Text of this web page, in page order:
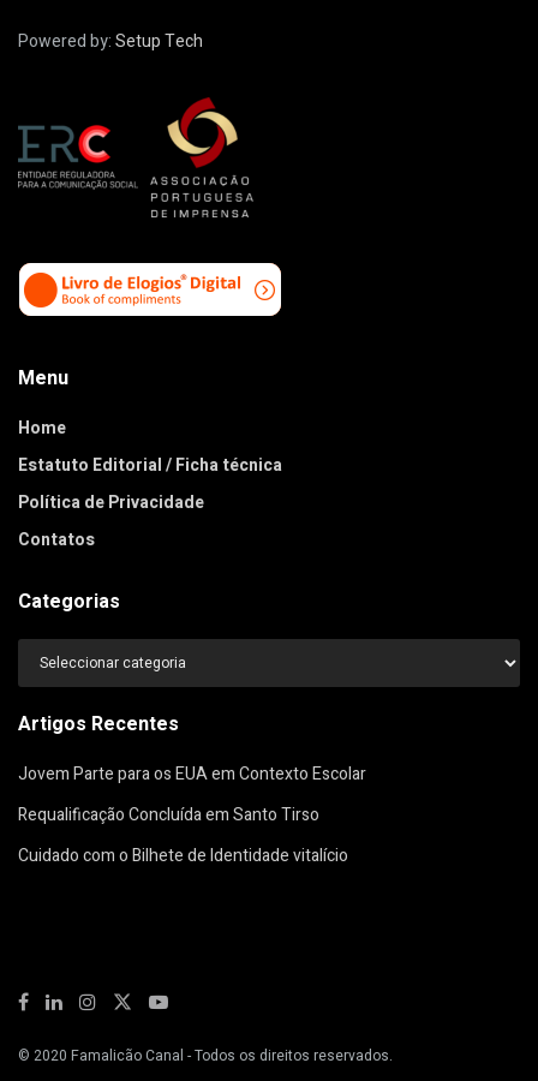
Powered by:Setup Tech
Menu
Home
Estatuto Editorial / Ficha técnica
Política de Privacidade
Contatos
Categorias
Categorias
Artigos Recentes
Jovem Parte para os EUA em Contexto Escolar
Requalificação Concluída em Santo Tirso
Cuidado com o Bilhete de Identidade vitalício
© 2020 Famalicão Canal - Todos os direitos reservados.